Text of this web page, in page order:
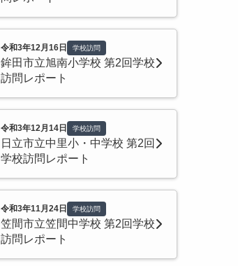
令和3年12月16日 学校訪問
鉾田市立旭南小学校 第2回学校
訪問レポート
令和3年12月14日 学校訪問
日立市立中里小・中学校 第2回
学校訪問レポート
令和3年11月24日 学校訪問
笠間市立笠間中学校 第2回学校
訪問レポート